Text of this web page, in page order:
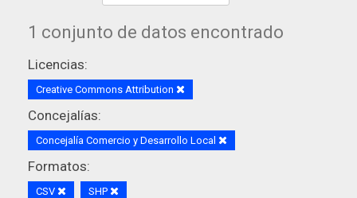
1 conjunto de datos encontrado
Licencias:
Creative Commons Attribution
Concejalías:
Concejalía Comercio y Desarrollo Local
Formatos:
CSV SHP